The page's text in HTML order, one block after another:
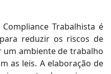
Trabalhista é
reduzir os riscos de
ambiente de trabalho
as leis. A elaboração de